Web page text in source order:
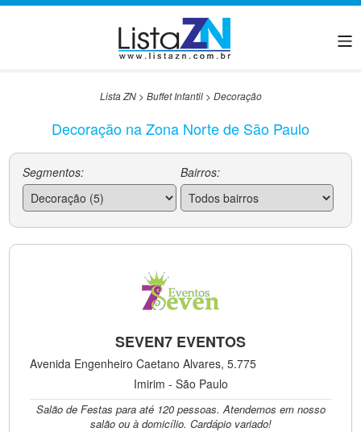
Lista ZN> Buffet Infantil> Decoração
Decoração na Zona Norte de São Paulo
Segmentos: Bairros:
SEVEN7 EVENTOS
Avenida Engenheiro Caetano Alvares, 5.775
Imirim - São Paulo
Salão de Festas para até 120 pessoas. Atendemos em nosso
salão ou à domicílio. Cardápio variado!